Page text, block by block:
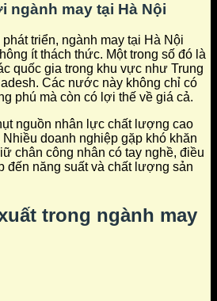
ngành may tại Hà Nội
triển, ngành may tại Hà Nội
ít thách thức. Một trong số đó là
quốc gia trong khu vực như Trung
Các nước này không chỉ có
phú mà còn có lợi thế về giá cả.
nguồn nhân lực chất lượng cao
doanh nghiệp gặp khó khăn
chân công nhân có tay nghề, điều
đến năng suất và chất lượng sản
trong ngành may